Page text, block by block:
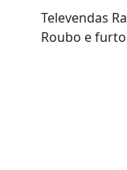
Televendas
Roubo e